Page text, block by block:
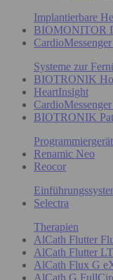
Implantierbare
BIOMONITOR
Systeme zur
BIOTRONIK
HeartInsight
BIOTRONIK
Renamic Neo
Reocor
Selectra
Therapien
AlCath Flutter
AlCath Flutter
AlCath Flux G
AlCath G